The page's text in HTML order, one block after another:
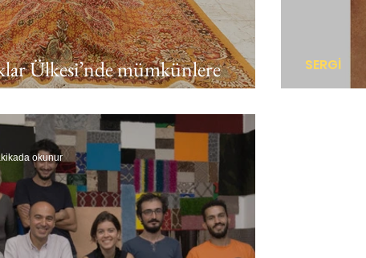
Ülkesi’nde mümkünlere
kapı
Saygı
SERGİ
okunur